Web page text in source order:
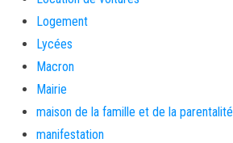
Logement
Lycées
Macron
Mairie
maison de la famille et de la parentalité
manifestation